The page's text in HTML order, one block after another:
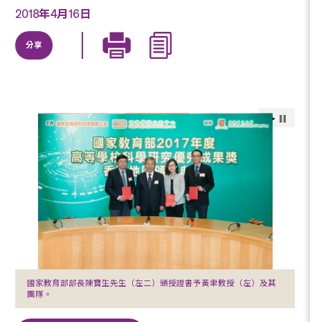
2018年4月16日
分享
國家教育部部長陳寶生先生（左二）頒授證書予黃聿教授（左）及其
團隊。